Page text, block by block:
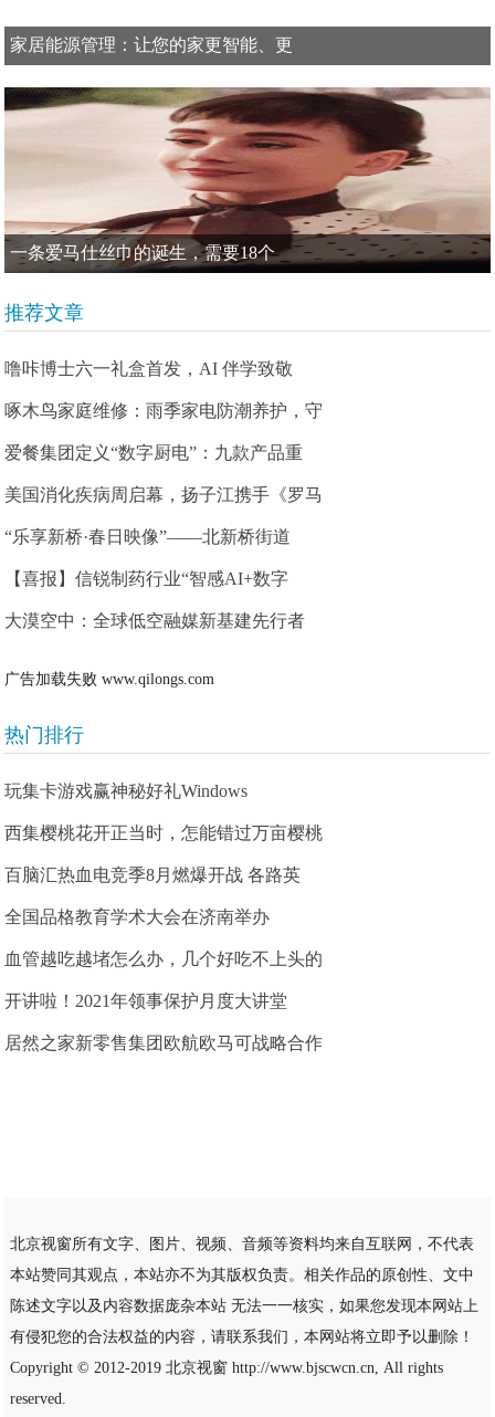
家居能源管理：让您的家更智能、更
一条爱马仕丝巾的诞生，需要18个
推荐文章
噜咔博士六一礼盒首发，AI 伴学致敬
啄木鸟家庭维修：雨季家电防潮养护，守
爱餐集团定义“数字厨电”：九款产品重
美国消化疾病周启幕，扬子江携手《罗马
“乐享新桥·春日映像”——北新桥街道
【喜报】信锐制药行业“智感AI+数字
大漠空中：全球低空融媒新基建先行者
广告加载失败www.qilongs.com
热门排行
玩集卡游戏赢神秘好礼Windows
西集樱桃花开正当时，怎能错过万亩樱桃
百脑汇热血电竞季8月燃爆开战 各路英
全国品格教育学术大会在济南举办
血管越吃越堵怎么办，几个好吃不上头的
开讲啦！2021年领事保护月度大讲堂
居然之家新零售集团欧航欧马可战略合作
北京视窗所有文字、图片、视频、音频等资料均来自互联网，不代表
本站赞同其观点，本站亦不为其版权负责。相关作品的原创性、文中
陈述文字以及内容数据庞杂本站 无法一一核实，如果您发现本网站上
有侵犯您的合法权益的内容，请联系我们，本网站将立即予以删除！
Copyright © 2012-2019 北京视窗http://www.bjscwcn.cn, All rights
reserved.